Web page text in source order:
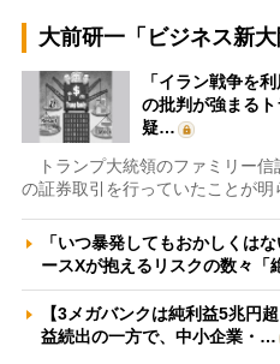
大前研一「ビジネス新
「イラン戦争を
の批判が強まる
疑…
トランプ大統領のファミリー信
の証券取引を行っていたことが
「いつ暴発してもおかしくは
ースXが抱えるリスクの数々「
【3メガバンクは純利益5兆円
益続出の一方で、中小企業・…